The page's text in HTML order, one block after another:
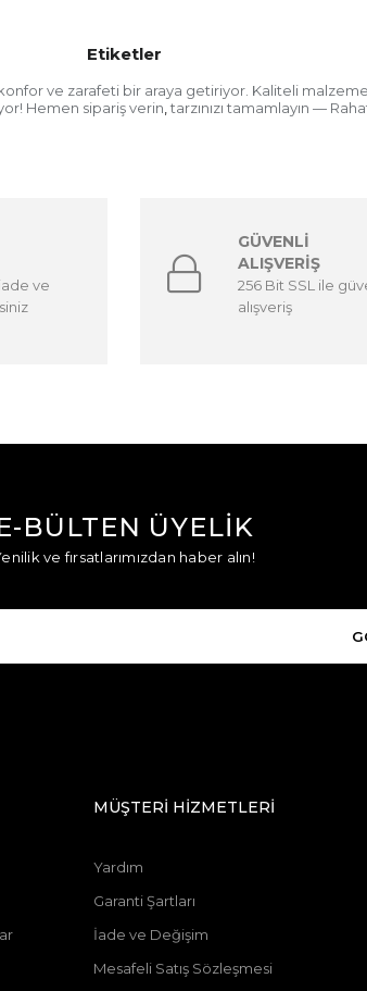
Etiketler
ve zarafeti bir araya getiriyor. Kaliteli
Hemen sipariş verin, tarzınızı tamamlayın —
ve
GÜVENLİ
ALIŞVERİŞ
256 Bit SSL ile
alışveriş
BÜLTEN ÜYELİK
ve fırsatlarımızdan haber alın!
MÜŞTERİ HİZMETLERİ
Yardım
Garanti Şartları
İade ve Değişim
Mesafeli Satış Sözleşmesi